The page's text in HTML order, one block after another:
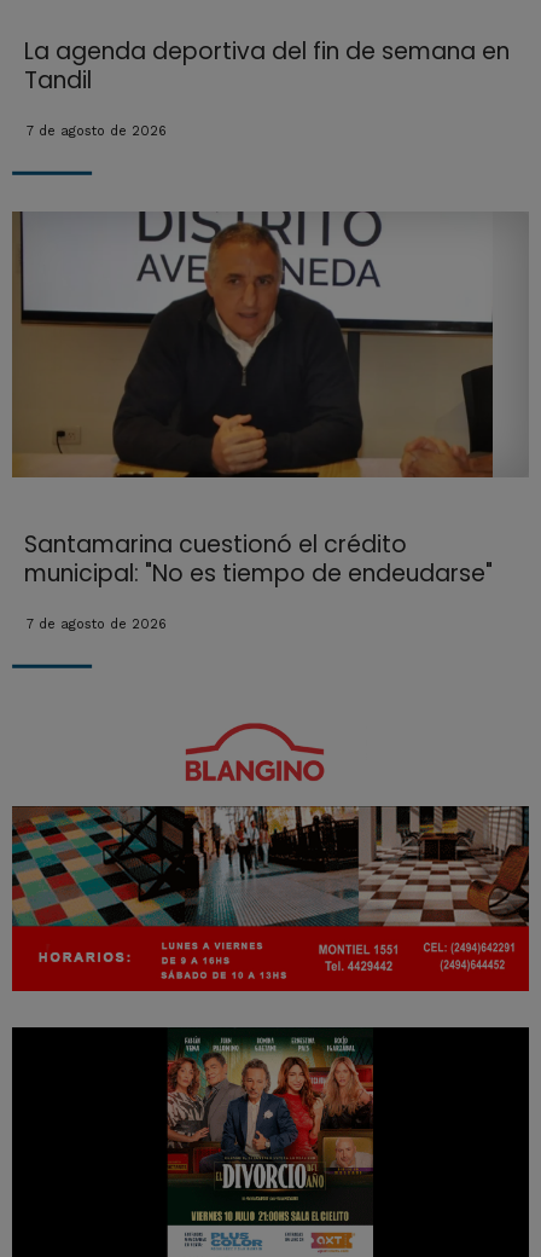
La agenda deportiva del fin de semana en
Tandil
7 de agosto de 2026
Santamarina cuestionó el crédito
municipal: "No es tiempo de endeudarse"
7 de agosto de 2026